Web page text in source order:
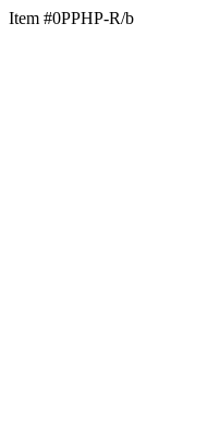
Item #0PPHP-R/b